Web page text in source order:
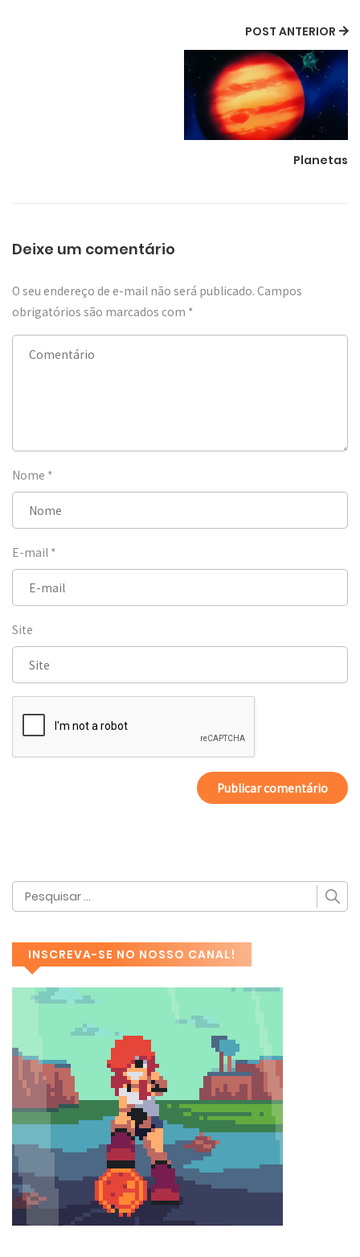
POST ANTERIOR
Planetas
Deixe um comentário
O seu endereço de e-mail não será publicado. Campos
obrigatórios são marcados com *
Nome *
E-mail *
Site
INSCREVA-SE NO NOSSO CANAL!